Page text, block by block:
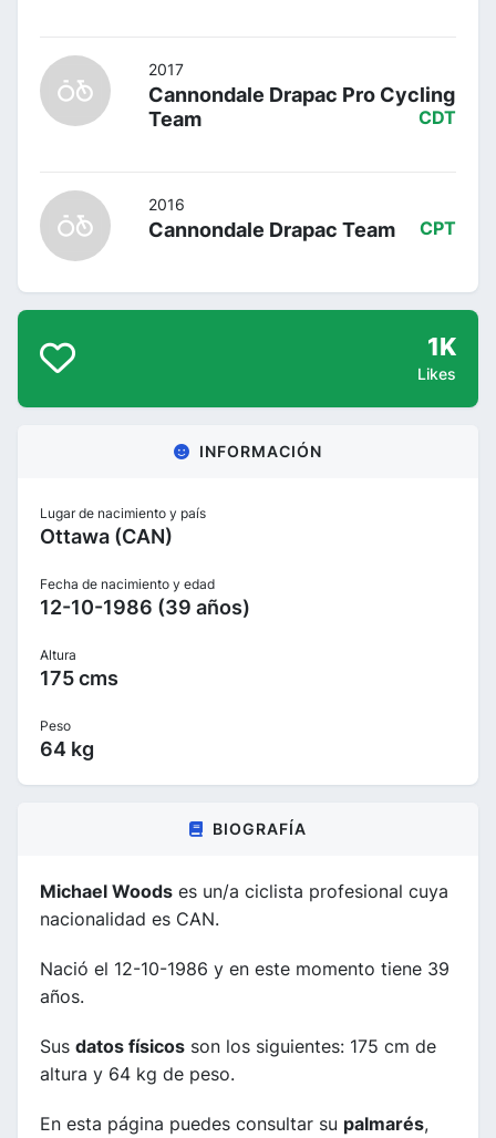
2017
Cannondale Drapac Pro Cycling
Team
CDT
2016
Cannondale Drapac Team CPT
1K
Likes
INFORMACIÓN
Lugar de nacimiento y país
Ottawa (CAN)
Fecha de nacimiento y edad
12-10-1986 (39 años)
Altura
175 cms
Peso
64 kg
BIOGRAFÍA
Michael Woods es un/a ciclista profesional cuya
nacionalidad es CAN.
Nació el 12-10-1986 y en este momento tiene 39
años.
Sus datos físicos son los siguientes: 175 cm de
altura y 64 kg de peso.
En esta página puedes consultar su palmarés,